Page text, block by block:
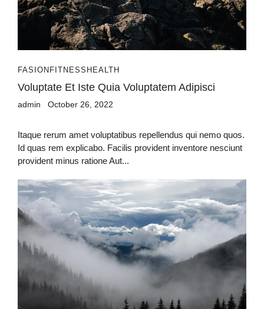
FASION FITNESS HEALTH
Voluptate Et Iste Quia Voluptatem Adipisci
admin October 26, 2022
Itaque rerum amet voluptatibus repellendus qui nemo quos.
Id quas rem explicabo. Facilis provident inventore nesciunt
provident minus ratione Aut...